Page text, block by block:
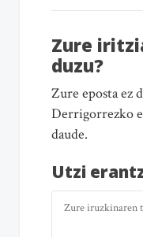
Zure
duzu?
Zure eposta ez
Derrigorrezko
daude.
Utzi